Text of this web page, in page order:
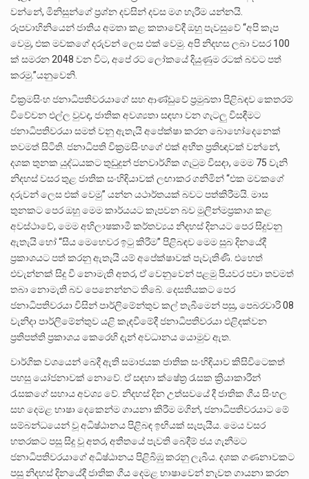
වන්නේ, මිනිසුන්ගේ ප්‍රශ්න දවසින් දවස මග හැරීම යන්නයි.
රූපවාහිනියෙන් ජාතිය අමතා කළ කතාවේදී ඔහු පැවසුවේ “අපි කැප
වෙමු, එක මවකගේ දරුවන් ලෙස එක් වෙමු. අපි නිදහස ලබා වසර 100
ක් සමරන 2048 වන විට, අපේ රට ලෝකයේ දියුණුම රටක් බවට පත්
කරමු.”යනුවෙනි.
වික්‍රමසිංහ ජනාධිපතිවරයාගේ සහ ආණ්ඩුවේ ප්‍රමුඛතා පිළිබඳව කෙතරම්
විවේචන එල්ල වුවද, ජාතික අවශ්‍යතා සඳහා වන ගැටලු විසඳීමට
ජනාධිපතිවරයා සමත් වනු ඇතැයි අපේක්ෂා කරන බොහෝදෙනෙක්
තවමත් සිටිති. ජනාධිපති වික්‍රමසිංහගේ එක් අභීත ප්‍රතිඥාවක් වන්නේ,
දශක තුනක යුද්ධයකට තුඩුදුන් ජනවාර්ගික ගැටුම විසඳා, මෙම 75 වැනි
නිදහස් වසර තුළ ජාතික සංහිඳියාවක් ලඟාකර ගනිමින් “එක මවකගේ
දරුවන් ලෙස එක් වෙමු” යන්න යථාර්තයක් බවට පත්කිරීමයි. මාස
තුනකට පෙර ඔහු මෙම කාර්යයට කැපවන බව මුලින්මප්‍රකාශ කළ
අවස්ථාවේ, මෙම අභිලාෂකාමී කර්තව්‍යය නිදහස් දිනයට පෙර සිදුවනු
ඇතැයි හෝ “සිය මෙහෙවර ඉටු කිරීම” පිළිබඳව මෙම සුබ දිනයේදී
ප්‍රකාශයට පත් කරනු ඇතැයි යම් අපේක්ෂාවක් පැවැතිණි. එහෙත්
එවැන්නක් සිදු වී නොමැති අතර, ඒ වෙනුවෙන් පළමු පියවර පවා තවමත්
තබා නොමැති බව පෙනෙන්නට තිබේ. දෙසතියකට පෙර
ජනාධිපතිවරයා විසින් පාර්ලිමේන්තුව කල් තැබීමෙන් පසු, පෙබරවාරි 08
වැනිදා පාර්ලිමේන්තුව යළි කැඳවීමේදී ජනාධිපතිවරයා එළිදක්වන
ප්‍රතිපත්ති ප්‍රකාශය කෙරෙහි දැන් අවධානය යොමුව ඇත.
වාර්ගික වශයෙන් බෙදී ඇති සමාජයක ජාතික සංහිඳියාව කිසිවිටෙකත්
පහසු යෝජනාවක් නොවේ. ඒ සඳහා ක්ෂේත්‍ර රැසක ක්‍රියාකාරීන්
රැසකගේ සහාය අවශ්‍ය වේ. නිදහස් දින උත්සවයේ දී ජාතික ගීය සිංහල
සහ දෙමළ භාෂා දෙකෙන්ම ගායනා කිරීම මගින්, ජනාධිපතිවරයාට මේ
සම්බන්ධයෙන් වූ අධිෂ්ඨානය පිළිබඳ ඉඟියක් සැපැයීය. මෙය වසර
හතරකට පසු සිදු වූ අතර, අතීතයේ පැවති බෙදීම් ජය ගැනීමට
ජනාධිපතිවරයාගේ අධිෂ්ඨානය පිළිබිඹු කරනු ලැබීය. දශක ගණනාවකට
පසු නිදහස් දිනයේදී ජාතික ගීය දෙමළ භාෂාවෙන් නැවත ගායනා කරන